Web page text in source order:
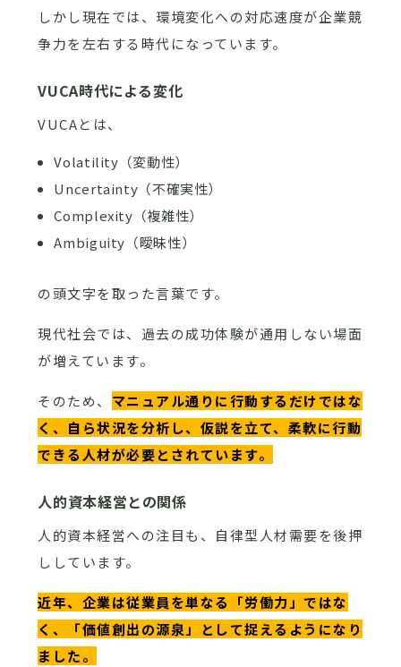
しかし現在では、環境変化への対応速度が企業競
争力を左右する時代になっています。
VUCA時代による変化
VUCAとは、
Volatility（変動性）
Uncertainty（不確実性）
Complexity（複雑性）
Ambiguity（曖昧性）
の頭文字を取った言葉です。
現代社会では、過去の成功体験が通用しない場面
が増えています。
そのため、 マニュアル通りに行動するだけではな
く、自ら状況を分析し、仮説を立て、柔軟に行動
できる人材が必要とされています。
人的資本経営との関係
人的資本経営への注目も、自律型人材需要を後押
ししています。
近年、企業は従業員を単なる「労働力」ではな
く、「価値創出の源泉」として捉えるようになり
ました。